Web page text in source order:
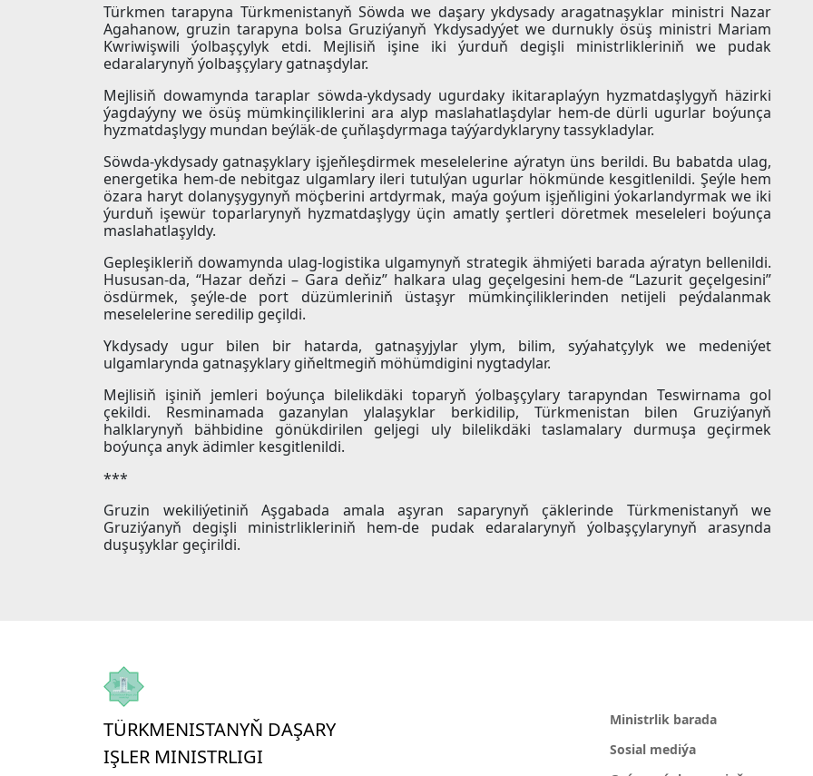
Türkmen tarapyna Türkmenistanyň Söwda we daşary ykdysady aragatnaşyklar ministri Nazar
Agahanow, gruzin tarapyna bolsa Gruziýanyň Ykdysadyýet we durnukly ösüş ministri Mariam
Kwriwişwili ýolbaşçylyk etdi. Mejlisiň işine iki ýurduň degişli ministrlikleriniň we pudak
edaralarynyň ýolbaşçylary gatnaşdylar.
Mejlisiň dowamynda taraplar söwda-ykdysady ugurdaky ikitaraplaýyn hyzmatdaşlygyň häzirki
ýagdaýyny we ösüş mümkinçiliklerini ara alyp maslahatlaşdylar hem-de dürli ugurlar boýunça
hyzmatdaşlygy mundan beýläk-de çuňlaşdyrmaga taýýardyklaryny tassykladylar.
Söwda-ykdysady gatnaşyklary işjeňleşdirmek meselelerine aýratyn üns berildi. Bu babatda ulag,
energetika hem-de nebitgaz ulgamlary ileri tutulýan ugurlar hökmünde kesgitlenildi. Şeýle hem
özara haryt dolanyşygynyň möçberini artdyrmak, maýa goýum işjeňligini ýokarlandyrmak we iki
ýurduň işewür toparlarynyň hyzmatdaşlygy üçin amatly şertleri döretmek meseleleri boýunça
maslahatlaşyldy.
Gepleşikleriň dowamynda ulag-logistika ulgamynyň strategik ähmiýeti barada aýratyn bellenildi.
Hususan-da, “Hazar deňzi – Gara deňiz” halkara ulag geçelgesini hem-de “Lazurit geçelgesini”
ösdürmek, şeýle-de port düzümleriniň üstaşyr mümkinçiliklerinden netijeli peýdalanmak
meselelerine seredilip geçildi.
Ykdysady ugur bilen bir hatarda, gatnaşyjylar ylym, bilim, syýahatçylyk we medeniýet
ulgamlarynda gatnaşyklary giňeltmegiň möhümdigini nygtadylar.
Mejlisiň işiniň jemleri boýunça bilelikdäki toparyň ýolbaşçylary tarapyndan Teswirnama gol
çekildi. Resminamada gazanylan ylalaşyklar berkidilip, Türkmenistan bilen Gruziýanyň
halklarynyň bähbidine gönükdirilen geljegi uly bilelikdäki taslamalary durmuşa geçirmek
boýunça anyk ädimler kesgitlenildi.
***
Gruzin wekiliýetiniň Aşgabada amala aşyran saparynyň çäklerinde Türkmenistanyň we
Gruziýanyň degişli ministrlikleriniň hem-de pudak edaralarynyň ýolbaşçylarynyň arasynda
duşuşyklar geçirildi.
TÜRKMENISTANYŇ DAŞARY
IŞLER MINISTRLIGI
Ministrlik barada
Sosial mediýa